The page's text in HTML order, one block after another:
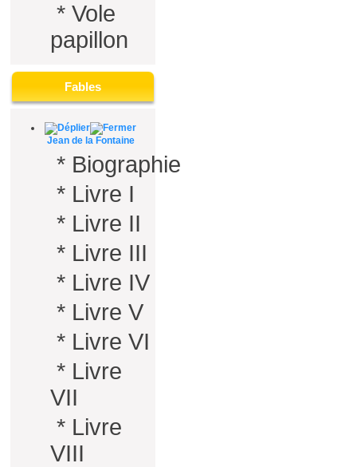
* Vole
papillon
Fables
Jean de la Fontaine
* Biographie
* Livre I
* Livre II
* Livre III
* Livre IV
* Livre V
* Livre VI
* Livre
VII
* Livre
VIII